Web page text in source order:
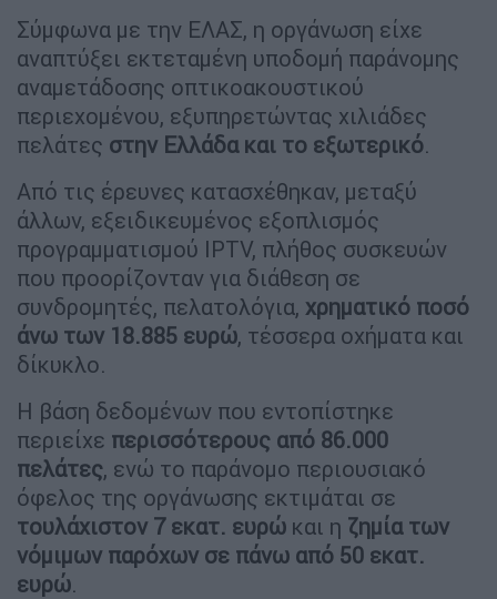
Σύμφωνα με την ΕΛΑΣ, η οργάνωση είχε
αναπτύξει εκτεταμένη υποδομή παράνομης
αναμετάδοσης οπτικοακουστικού
περιεχομένου, εξυπηρετώντας χιλιάδες
πελάτες στην Ελλάδα και το εξωτερικό.
Από τις έρευνες κατασχέθηκαν, μεταξύ
άλλων, εξειδικευμένος εξοπλισμός
προγραμματισμού IPTV, πλήθος συσκευών
που προορίζονταν για διάθεση σε
συνδρομητές, πελατολόγια, χρηματικό ποσό
άνω των 18.885 ευρώ, τέσσερα οχήματα και
δίκυκλο.
Η βάση δεδομένων που εντοπίστηκε
περιείχε περισσότερους από 86.000
πελάτες, ενώ το παράνομο περιουσιακό
όφελος της οργάνωσης εκτιμάται σε
τουλάχιστον 7 εκατ. ευρώ και η ζημία των
νόμιμων παρόχων σε πάνω από 50 εκατ.
ευρώ.